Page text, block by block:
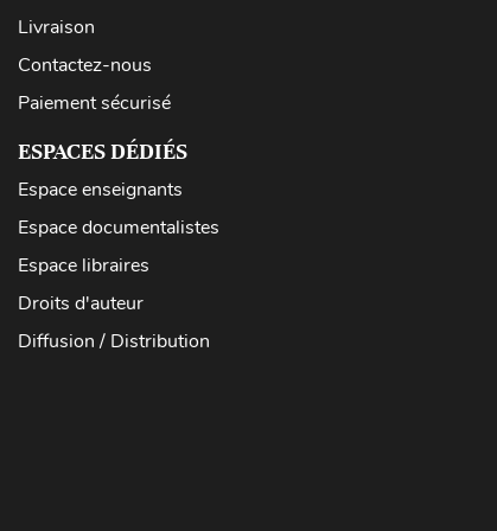
Livraison
Contactez-nous
Paiement sécurisé
ESPACES DÉDIÉS
Espace enseignants
Espace documentalistes
Espace libraires
Droits d'auteur
Diffusion / Distribution